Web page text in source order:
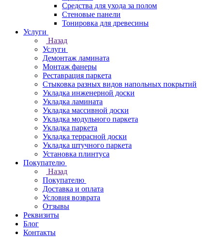
Средства для ухода за полом
Стеновые панели
Тонировка для древесины
Услуги
Назад
Услуги
Демонтаж ламината
Монтаж фанеры
Реставрация паркета
Стыковка разных видов напольных покрытий
Укладка инженерной доски
Укладка ламината
Укладка массивной доски
Укладка модульного паркета
Укладка паркета
Укладка террасной доски
Укладка штучного паркета
Установка плинтуса
Покупателю
Назад
Покупателю
Доставка и оплата
Условия возврата
Отзывы
Реквизиты
Блог
Контакты